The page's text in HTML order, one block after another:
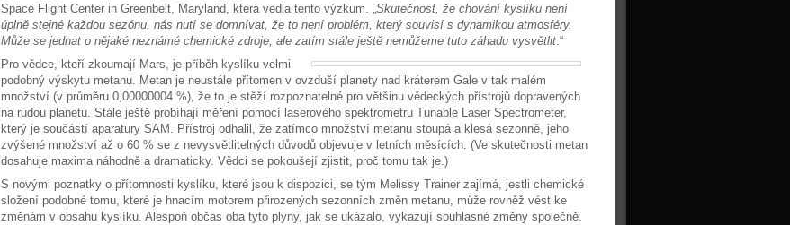
Space Flight Center in Greenbelt, Maryland, která vedla tento výzkum. „Skutečnost, že chování kyslíku není
úplně stejné každou sezónu, nás nutí se domnívat, že to není problém, který souvisí s dynamikou atmosféry.
Může se jednat o nějaké neznámé chemické zdroje, ale zatím stále ještě nemůžeme tuto záhadu vysvětlit.“
Pro vědce, kteří zkoumají Mars, je příběh kyslíku velmi
podobný výskytu metanu. Metan je neustále přítomen v ovzduší planety nad kráterem Gale v tak malém
množství (v průměru 0,00000004 %), že to je stěží rozpoznatelné pro většinu vědeckých přístrojů dopravených
na rudou planetu. Stále ještě probíhají měření pomocí laserového spektrometru Tunable Laser Spectrometer,
který je součástí aparatury SAM. Přístroj odhalil, že zatímco množství metanu stoupá a klesá sezonně, jeho
zvýšené množství až o 60 % se z nevysvětlitelných důvodů objevuje v letních měsících. (Ve skutečnosti metan
dosahuje maxima náhodně a dramaticky. Vědci se pokoušejí zjistit, proč tomu tak je.)
S novými poznatky o přítomnosti kyslíku, které jsou k dispozici, se tým Melissy Trainer zajímá, jestli chemické
složení podobné tomu, které je hnacím motorem přirozených sezonních změn metanu, může rovněž vést ke
změnám v obsahu kyslíku. Alespoň občas oba tyto plyny, jak se ukázalo, vykazují souhlasné změny společně.